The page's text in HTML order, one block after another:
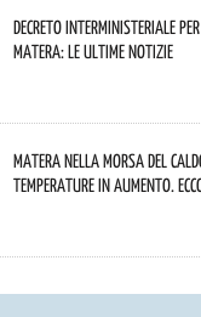
Decreto interministeriale
Matera: le ultime notizie
Matera nella morsa del
temperature in aumento.